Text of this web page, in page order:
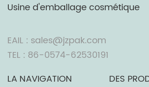
Usine d'emballage cosmétique
EAIL : sales@jzpak.com
TEL : 86-0574-62530191
LA NAVIGATION
DES